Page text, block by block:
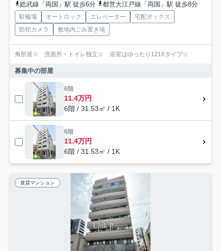
総武線「両国」駅 徒歩6分
都営大江戸線「両国」駅 徒歩8分
駐輪場 オートロック エレベーター
宅配ボックス
防犯カメラ
敷地内ごみ置き場
角部屋☆ 洗面所・トイレ独立☆ 浴室はゆったり1216タイプ☆
募集中の部屋
6階
11.4万円
6階 / 31.53㎡ / 1K
6階
11.4万円
6階 / 31.53㎡ / 1K
賃貸マンション